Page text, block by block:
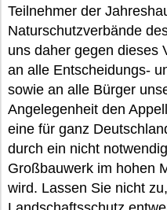
Teilnehmer der
Naturschutzverbände
uns daher gegen dieses
an alle Entscheidungs-
sowie an alle Bürger
Angelegenheit den
eine für ganz
durch ein nicht
Großbauwerk im hohen
wird. Lassen Sie nicht